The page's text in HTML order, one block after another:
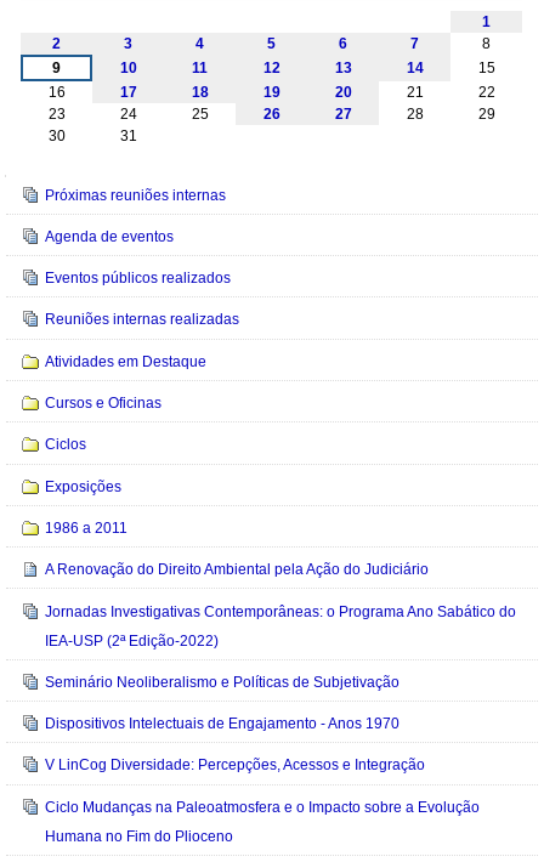
1
2
3 4 5 6 7
8
9
10 11 12 13 14
15
16
17 18 19 20 21
22
23
24 25 26 27 28
29
30
31
Navegação
Próximas reuniões internas
Agenda de eventos
Eventos públicos realizados
Reuniões internas realizadas
Atividades em Destaque
Cursos e Oficinas
Ciclos
Exposições
1986 a 2011
A Renovação do Direito Ambiental pela Ação do Judiciário
Jornadas Investigativas Contemporâneas: o Programa Ano Sabático do
IEA-USP (2ª Edição-2022)
Seminário Neoliberalismo e Políticas de Subjetivação
Dispositivos Intelectuais de Engajamento - Anos 1970
V LinCog Diversidade: Percepções, Acessos e Integração
Ciclo Mudanças na Paleoatmosfera e o Impacto sobre a Evolução
Humana no Fim do Plioceno